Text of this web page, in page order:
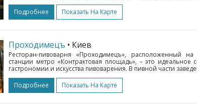
Подробнее
Показать На Карте
Проходимецъ • Киев
Ресторан-пивоварня «Проходимецъ», расположенный
станции метро «Контрактовая площадь», – это идеальное
гастрономии и искусства пивоварения. В пивной части
Подробнее
Показать На Карте